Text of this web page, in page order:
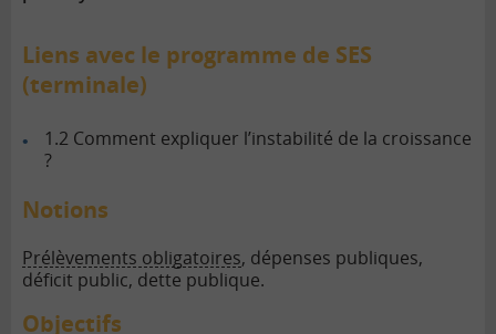
Liens avec le programme de SES
(terminale)
1.2 Comment expliquer l’instabilité de la croissance
?
Notions
Prélèvements obligatoires, dépenses publiques,
déficit public, dette publique.
Objectifs